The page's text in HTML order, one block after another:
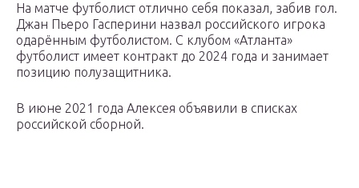
На матче футболист отлично себя показал, забив гол.
Джан Пьеро Гасперини назвал российского игрока
одарённым футболистом. С клубом «Атланта»
футболист имеет контракт до 2024 года и занимает
позицию полузащитника.
В июне 2021 года Алексея объявили в списках
российской сборной.